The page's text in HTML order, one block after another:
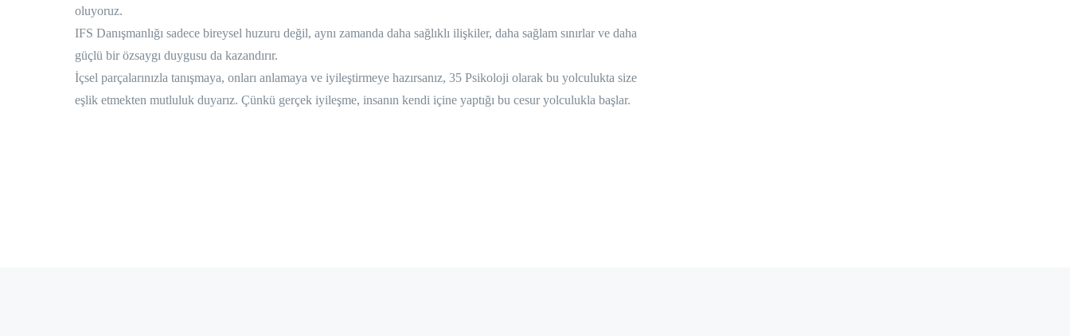
oluyoruz.
IFS Danışmanlığı sadece bireysel huzuru değil, aynı zamanda daha sağlıklı ilişkiler, daha sağlam sınırlar ve daha
güçlü bir özsaygı duygusu da kazandırır.
İçsel parçalarınızla tanışmaya, onları anlamaya ve iyileştirmeye hazırsanız, 35 Psikoloji olarak bu yolculukta size
eşlik etmekten mutluluk duyarız. Çünkü gerçek iyileşme, insanın kendi içine yaptığı bu cesur yolculukla başlar.